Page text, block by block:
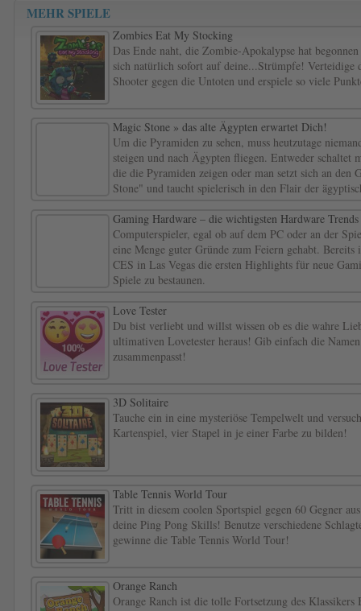
MEHR SPIELE
Zombies Eat My Stocking
Das Ende naht, die Zombie-Apokalypse hat
sich natürlich sofort auf deine...Strümpfe! Verteidige
Shooter gegen die Untoten und erspiele so viele
Magic Stone » das alte Ägypten erwartet Dich!
Um die Pyramiden zu sehen, muss heutzutage
steigen und nach Ägypten fliegen. Entweder schaltet
die die Pyramiden zeigen oder man setzt sich an den
Stone" und taucht spielerisch in den Flair der
Gaming Hardware – die wichtigsten Hardware
Computerspieler, egal ob auf dem PC oder an der
eine Menge guter Gründe zum Feiern gehabt. Bereits
CES in Las Vegas die ersten Highlights für neue
Spiele zu bestaunen.
Love Tester
Du bist verliebt und willst wissen ob es die wahre
ultimativen Lovetester heraus! Gib einfach die
zusammenpasst!
3D Solitaire
Tauche ein in eine mysteriöse Tempelwelt und
Kartenspiel, vier Stapel in je einer Farbe zu bilden!
Table Tennis World Tour
Tritt in diesem coolen Sportspiel gegen 60 Gegner
deine Ping Pong Skills! Benutze verschiedene
gewinne die Table Tennis World Tour!
Orange Ranch
Orange Ranch ist die tolle Fortsetzung des Klassikers